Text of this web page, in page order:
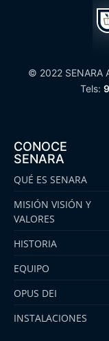
© 2022 SENARA
Tels:
CONOCE
SENARA
QUÉ ES SENARA
MISIÓN VISIÓN Y
VALORES
HISTORIA
EQUIPO
OPUS DEI
INSTALACIONES